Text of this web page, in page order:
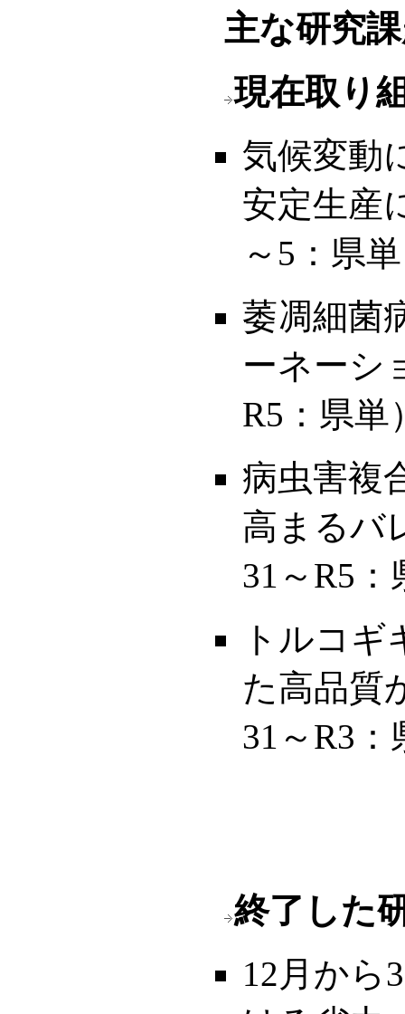
主な研究
現在取り
気候変動
安定生産
～5：県
萎凋細菌
ーネーシ
R5：県単
病虫害複
高まるバ
31～R5：
トルコ
た高品質
31～R3：
終了した
12月から